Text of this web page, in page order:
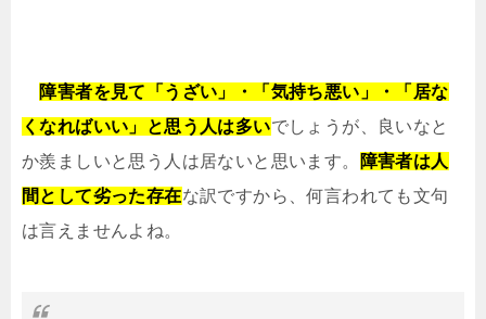
障害者を見て「うざい」・「気持ち悪い」・「居な
くなればいい」と思う人は多いでしょうが、良いなと
か羨ましいと思う人は居ないと思います。
障害者は人
間として劣った存在な訳ですから、何言われても文句
は言えませんよね。